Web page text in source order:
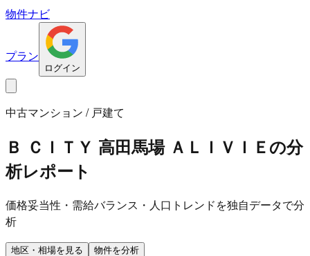
物件ナビ
プラン
ログイン
中古マンション / 戸建て
Ｂ ＣＩＴＹ 高田馬場 ＡＬＩＶＩＥの分
析レポート
価格妥当性・需給バランス・人口トレンドを独自データで分
析
地区・相場を見る 物件を分析